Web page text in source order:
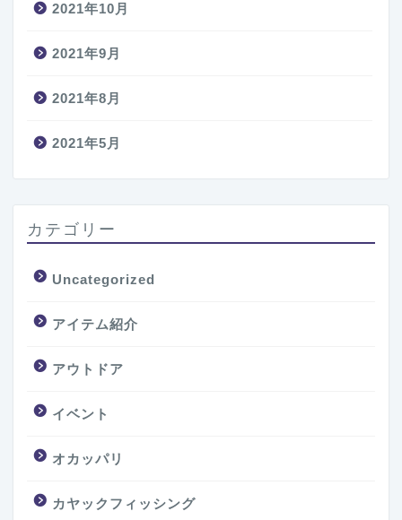
2021年10月
2021年9月
2021年8月
2021年5月
カテゴリー
Uncategorized
アイテム紹介
アウトドア
イベント
オカッパリ
カヤックフィッシング